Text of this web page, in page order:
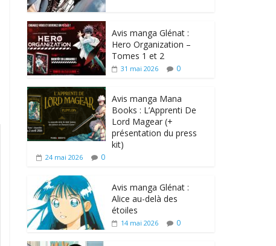
Avis manga Glénat :
Hero Organization –
Tomes 1 et 2
31 mai 2026 0
Avis manga Mana
Books : L’Apprenti De
Lord Magear (+
présentation du press
kit)
24 mai 2026 0
Avis manga Glénat :
Alice au-delà des
étoiles
14 mai 2026 0